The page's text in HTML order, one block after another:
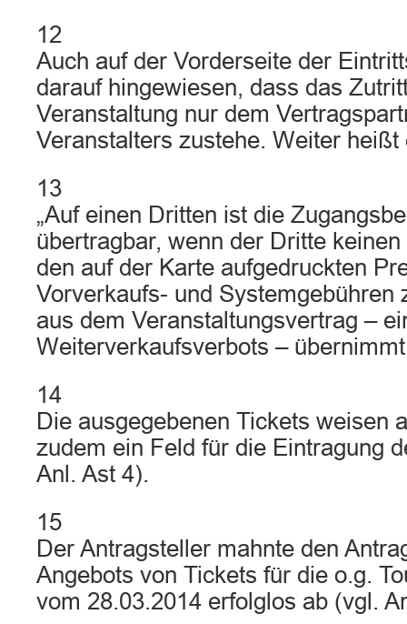
12
Auch auf der Vorderseite der
darauf hingewiesen, dass das
Veranstaltung nur dem
Veranstalters zustehe. Weiter heißt
13
„Auf einen Dritten ist die
übertragbar, wenn der Dritte
den auf der Karte aufgedruckten
Vorverkaufs- und Systemgebühren
aus dem Veranstaltungsvertrag –
Weiterverkaufsverbots –
14
Die ausgegebenen Tickets weisen
zudem ein Feld für die Eintragung
Anl. Ast 4).
15
Der Antragsteller mahnte den
Angebots von Tickets für die o.g.
vom 28.03.2014 erfolglos ab (vgl.